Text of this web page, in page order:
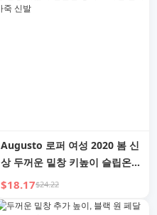
Augusto 로퍼 여성 2020 봄 신
상 두꺼운 밑창 키높이 슬립온
영국 스타일 블랙 가죽 신발
$18.17$24.22